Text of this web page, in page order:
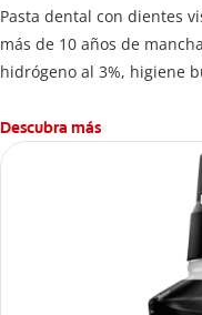
Pasta dental con dientes
más de 10 años de
hidrógeno al 3%, higiene
Descubra más